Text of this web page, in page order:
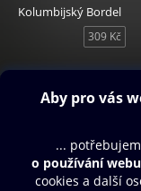
Kolumbijský Bordel
309 Kč
Obsah ke stažení
Další zábava